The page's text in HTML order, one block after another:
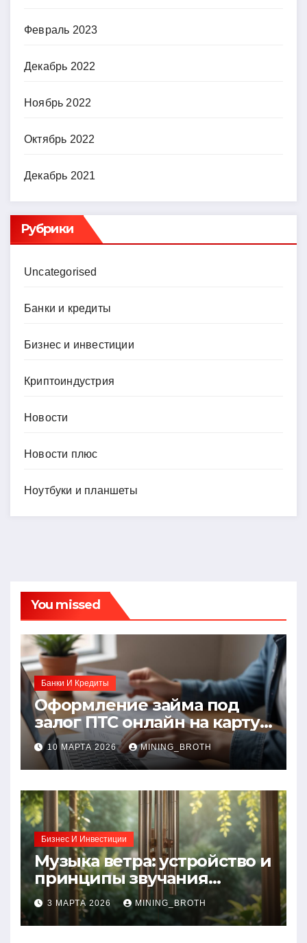
Февраль 2023
Декабрь 2022
Ноябрь 2022
Октябрь 2022
Декабрь 2021
Рубрики
Uncategorised
Банки и кредиты
Бизнес и инвестиции
Криптоиндустрия
Новости
Новости плюс
Ноутбуки и планшеты
You missed
Банки И Кредиты
Оформление займа под
залог ПТС онлайн на карту
без визита в офис: порядок,
требования и документы
10 МАРТА 2026 MINING_BROTH
Бизнес И Инвестиции
Музыка ветра: устройство и
принципы звучания
колокольчиков
3 МАРТА 2026 MINING_BROTH